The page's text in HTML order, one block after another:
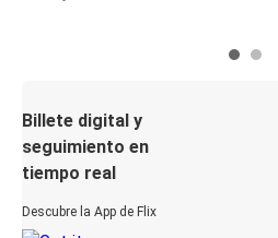
Billete digital y
seguimiento en
tiempo real
Descubre la App de Flix